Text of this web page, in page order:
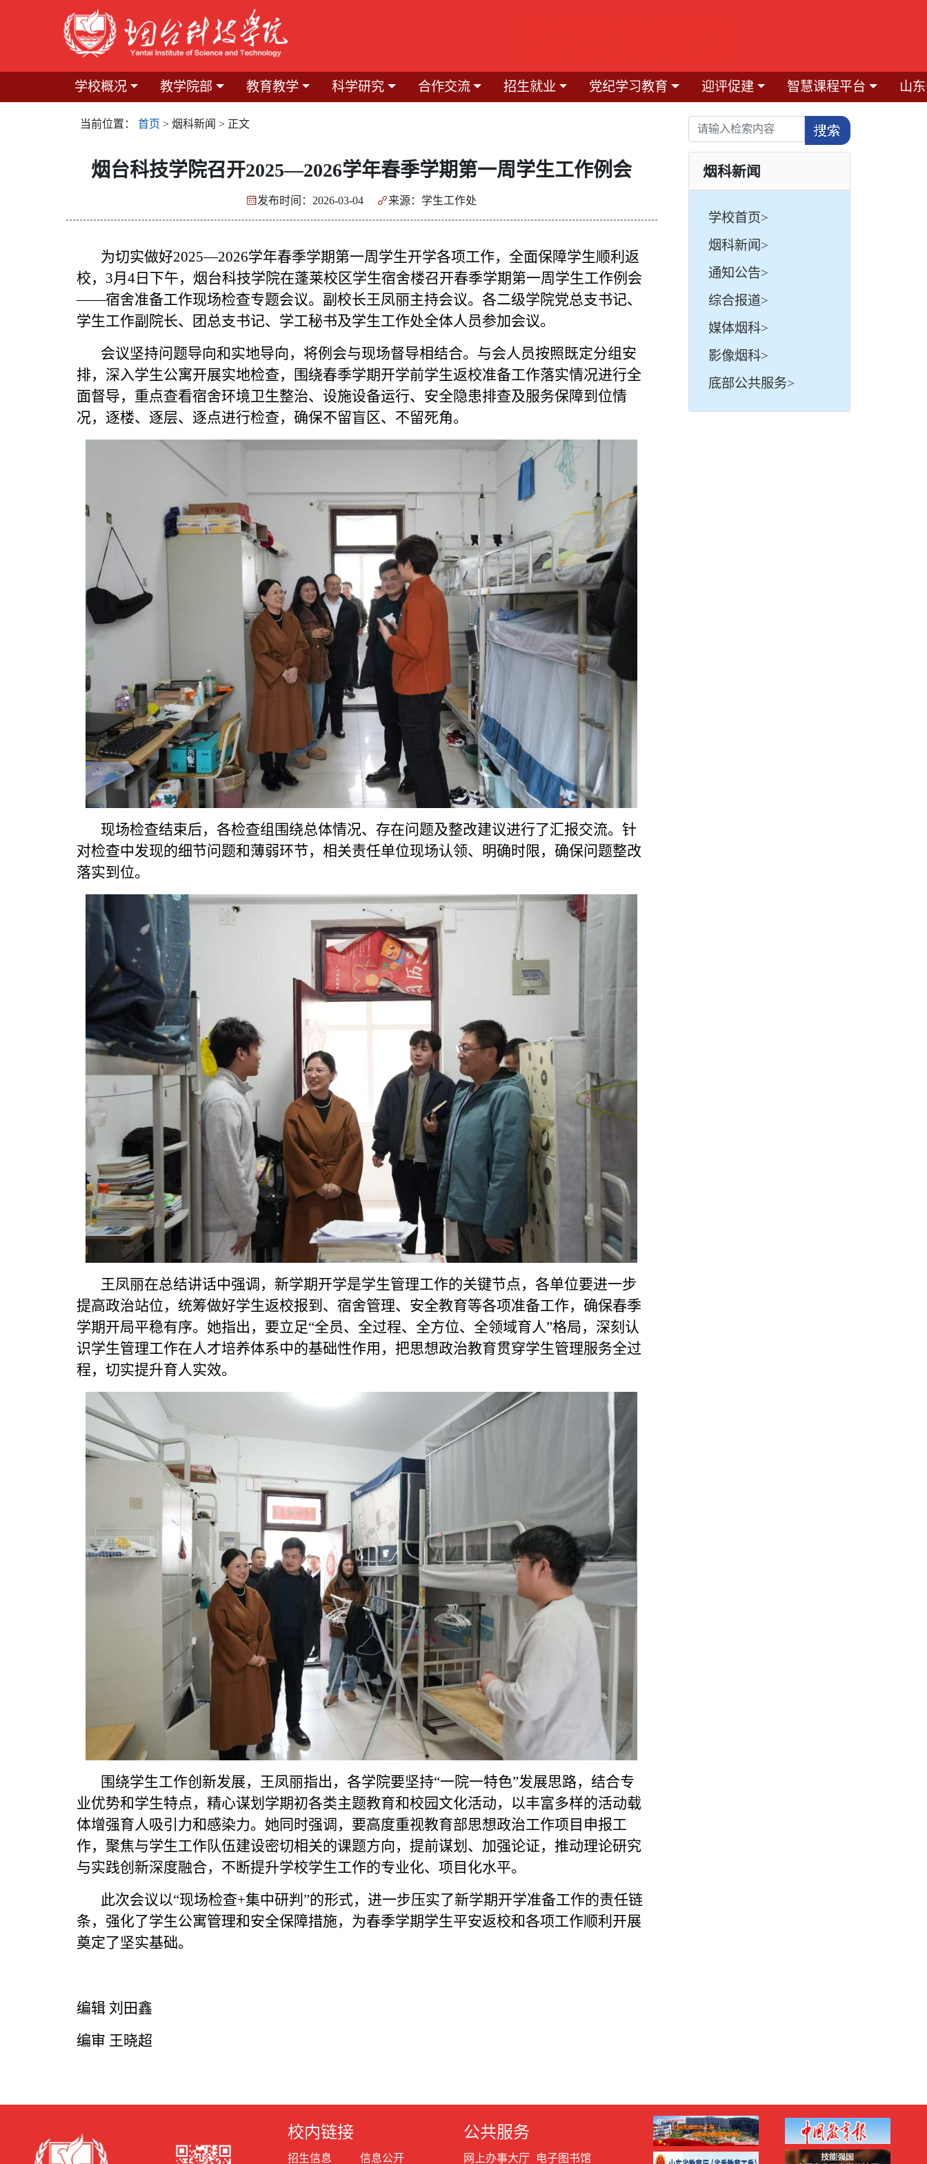
学校概况 教学院部 教育教学 科学研究 合作交流 招生就业 党纪学习教育 迎评促建 智慧课程平台 山
当前位置： 首页 > 烟科新闻 > 正文
烟台科技学院召开2025—2026学年春季学期第一周学生工作例会
发布时间：2026-03-04 来源：学生工作处
为切实做好2025—2026学年春季学期第一周学生开学各项工作，全面保障学生顺利返
校，3月4日下午，烟台科技学院在蓬莱校区学生宿舍楼召开春季学期第一周学生工作例会
——宿舍准备工作现场检查专题会议。副校长王凤丽主持会议。各二级学院党总支书记、
学生工作副院长、团总支书记、学工秘书及学生工作处全体人员参加会议。
会议坚持问题导向和实地导向，将例会与现场督导相结合。与会人员按照既定分组安
排，深入学生公寓开展实地检查，围绕春季学期开学前学生返校准备工作落实情况进行全
面督导，重点查看宿舍环境卫生整治、设施设备运行、安全隐患排查及服务保障到位情
况，逐楼、逐层、逐点进行检查，确保不留盲区、不留死角。
现场检查结束后，各检查组围绕总体情况、存在问题及整改建议进行了汇报交流。针
对检查中发现的细节问题和薄弱环节，相关责任单位现场认领、明确时限，确保问题整改
落实到位。
王凤丽在总结讲话中强调，新学期开学是学生管理工作的关键节点，各单位要进一步
提高政治站位，统筹做好学生返校报到、宿舍管理、安全教育等各项准备工作，确保春季
学期开局平稳有序。她指出，要立足“全员、全过程、全方位、全领域育人”格局，深刻认
识学生管理工作在人才培养体系中的基础性作用，把思想政治教育贯穿学生管理服务全过
程，切实提升育人实效。
围绕学生工作创新发展，王凤丽指出，各学院要坚持“一院一特色”发展思路，结合专
业优势和学生特点，精心谋划学期初各类主题教育和校园文化活动，以丰富多样的活动载
体增强育人吸引力和感染力。她同时强调，要高度重视教育部思想政治工作项目申报工
作，聚焦与学生工作队伍建设密切相关的课题方向，提前谋划、加强论证，推动理论研究
与实践创新深度融合，不断提升学校学生工作的专业化、项目化水平。
此次会议以“现场检查+集中研判”的形式，进一步压实了新学期开学准备工作的责任链
条，强化了学生公寓管理和安全保障措施，为春季学期学生平安返校和各项工作顺利开展
奠定了坚实基础。
编辑 刘田鑫
编审 王晓超
烟科新闻
学校首页>
烟科新闻>
通知公告>
综合报道>
媒体烟科>
影像烟科>
底部公共服务>
校内链接
招生信息 信息公开
公共服务
网上办事大厅 电子图书馆